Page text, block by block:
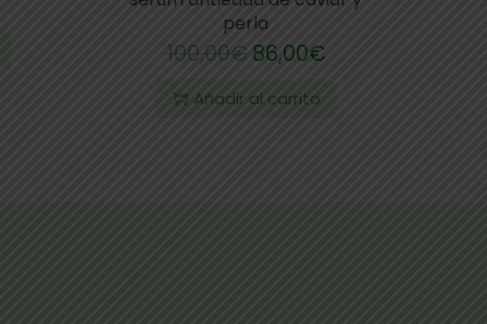
perla
100,00€ 86,00€
Añadir al carrito